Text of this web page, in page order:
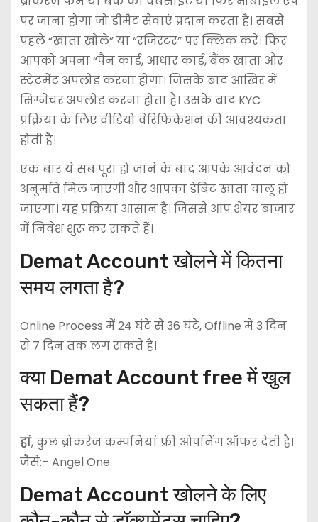
पर जाना होगा जो डीमैट सेवाएं प्रदान करता है। सबसे
पहले “खाता खोले” या “रजिस्टर” पर क्लिक करें। फिर
आपको अपना “पैन कार्ड, आधार कार्ड, बैंक खाता और
स्टेटमेंट अपलोड करना होगा। जिसके बाद आखिर में
सिग्नेचर अपलोड करना होता है। उसके बाद KYC
प्रक्रिया के लिए वीडियो वेरिफिकेशन की आवश्यकता
होती है।
एक बार ये सब पूरा हो जाने के बाद आपके आवेदन को
अनुमति मिल जाएगी और आपका डेबिट खाता चालू हो
जाएगा। यह प्रक्रिया आसान है। जिससे आप शेयर बाजार
में निवेश शुरू कर सकते हैं।
Demat Account खोलने में कितना
समय लगता है?
Online Process में 24 घंटे से 36 घंटे, Offline में 3 दिन
से 7 दिन तक लग सकते है।
क्या Demat Account free में खुल
सकता हैं?
हां, कुछ ब्रोकरेज कम्पनियां फ्री ओपनिंग ऑफर देती है।
जैसे:– Angel One.
Demat Account खोलने के लिए